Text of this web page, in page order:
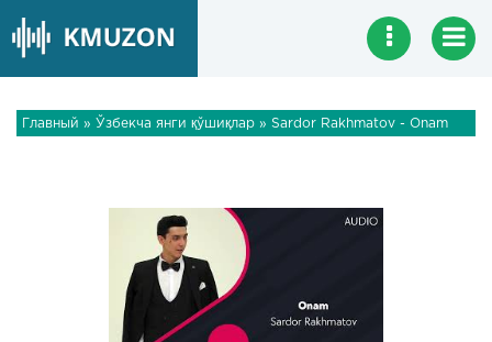
Главный » Ўзбекча янги қўшиқлар » Sardor Rakhmatov - Onam